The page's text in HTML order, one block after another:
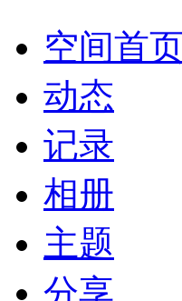
空间首
动态
记录
相册
主题
分享